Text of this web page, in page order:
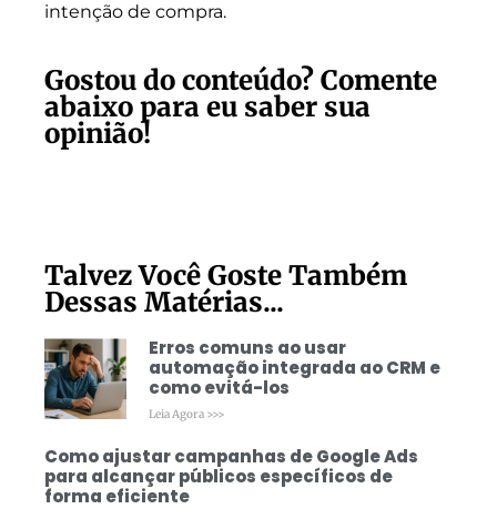
intenção de compra.
Gostou do conteúdo? Comente
abaixo para eu saber sua
opinião!
Talvez Você Goste Também
Dessas Matérias...
Erros comuns ao usar
automação integrada ao CRM e
como evitá-los
Leia Agora >>>
Como ajustar campanhas de Google Ads
para alcançar públicos específicos de
forma eficiente